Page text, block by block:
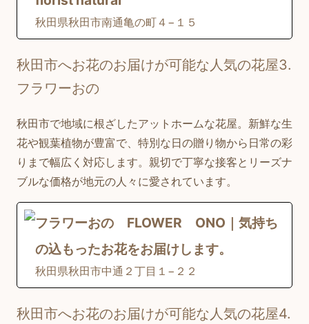
秋田県秋田市南通亀の町４−１５
秋田市へお花のお届けが可能な人気の花屋3.
フラワーおの
秋田市で地域に根ざしたアットホームな花屋。新鮮な生
花や観葉植物が豊富で、特別な日の贈り物から日常の彩
りまで幅広く対応します。親切で丁寧な接客とリーズナ
ブルな価格が地元の人々に愛されています。
フラワーおの FLOWER ONO｜気持ち
の込もったお花をお届けします。
秋田県秋田市中通２丁目１−２２
秋田市へお花のお届けが可能な人気の花屋4.